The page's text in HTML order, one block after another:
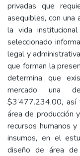
privadas que
asequibles, con una
la vida
seleccionado
legal y
que forman la
determina que
mercado una
$3’477.234,00,
área de producción
recursos humanos
insumos, en el
diseño de área de